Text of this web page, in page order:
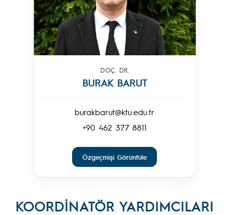
DOÇ. DR.
BURAK BARUT
burakbarut@ktu.edu.tr
+90 462 377 8811
Özgeçmişi Görüntüle
KOORDINATÖR YARDIMCILARI